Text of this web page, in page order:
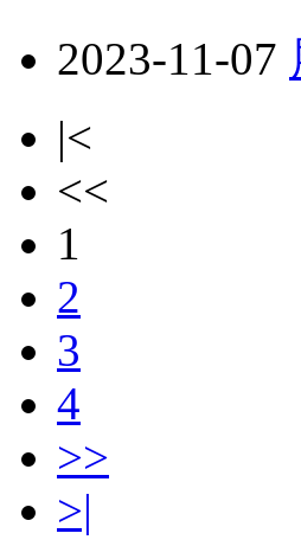
2023-11-07
|<
<<
1
2
3
4
>>
>|